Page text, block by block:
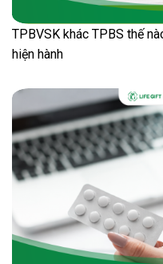
TPBVSK khác TPBS thế
hiện hành